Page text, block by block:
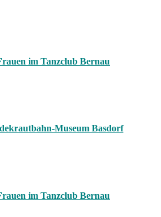
im Tanzclub Bernau
Museum Basdorf
im Tanzclub Bernau